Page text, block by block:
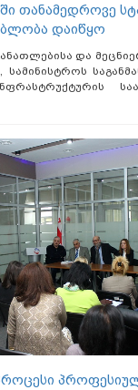
თანამედროვე
დაიწყო
და
სამინისტროს